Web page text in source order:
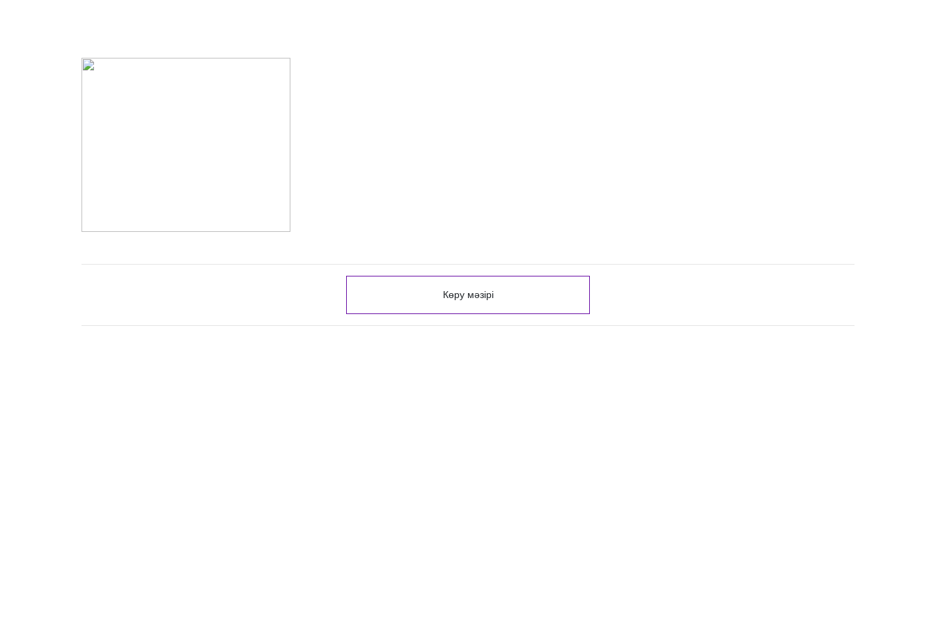
Көру мәзірі